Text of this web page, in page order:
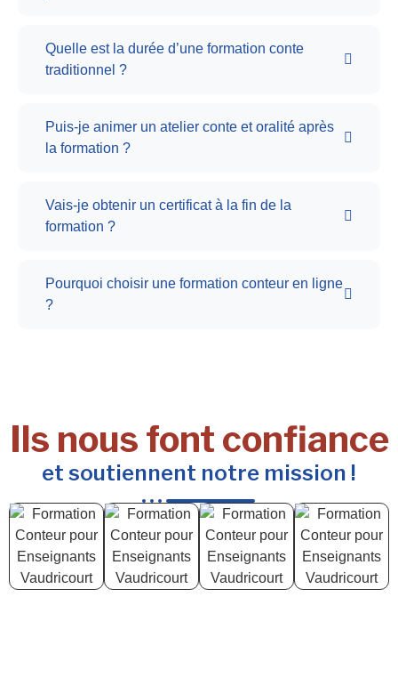
Quelle est la durée d’une formation conte
traditionnel ?
Puis-je animer un atelier conte et oralité après
la formation ?
Vais-je obtenir un certificat à la fin de la
formation ?
Pourquoi choisir une formation conteur en ligne
?
Ils nous font confiance
et soutiennent notre mission !